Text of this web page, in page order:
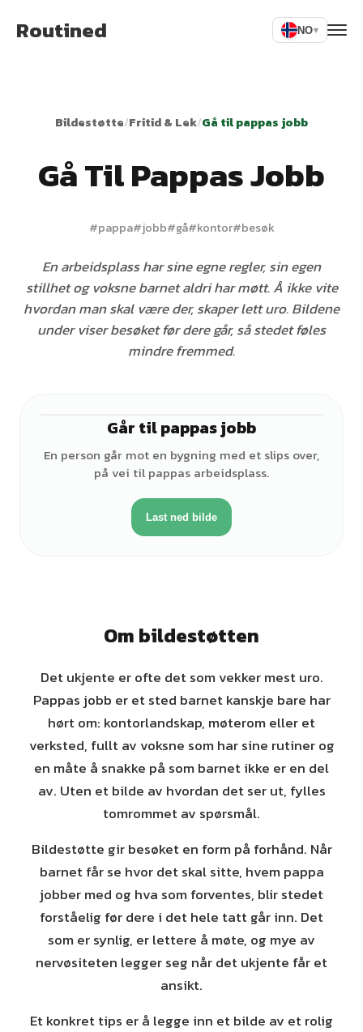
Routined NO▾
Bildestøtte/Fritid & Lek/Gå til pappas jobb
Gå Til Pappas Jobb
#pappa#jobb#gå#kontor#besøk
En arbeidsplass har sine egne regler, sin egen
stillhet og voksne barnet aldri har møtt. Å ikke vite
hvordan man skal være der, skaper lett uro. Bildene
under viser besøket før dere går, så stedet føles
mindre fremmed.
Går til pappas jobb
En person går mot en bygning med et slips over,
på vei til pappas arbeidsplass.
Last ned bilde
Om bildestøtten
Det ukjente er ofte det som vekker mest uro.
Pappas jobb er et sted barnet kanskje bare har
hørt om: kontorlandskap, møterom eller et
verksted, fullt av voksne som har sine rutiner og
en måte å snakke på som barnet ikke er en del
av. Uten et bilde av hvordan det ser ut, fylles
tomrommet av spørsmål.
Bildestøtte gir besøket en form på forhånd. Når
barnet får se hvor det skal sitte, hvem pappa
jobber med og hva som forventes, blir stedet
forståelig før dere i det hele tatt går inn. Det
som er synlig, er lettere å møte, og mye av
nervøsiteten legger seg når det ukjente får et
ansikt.
Et konkret tips er å legge inn et bilde av et rolig